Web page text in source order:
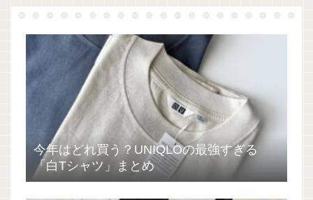
今年はどれ買う？UNIQLOの最強すぎる
「白Tシャツ」まとめ